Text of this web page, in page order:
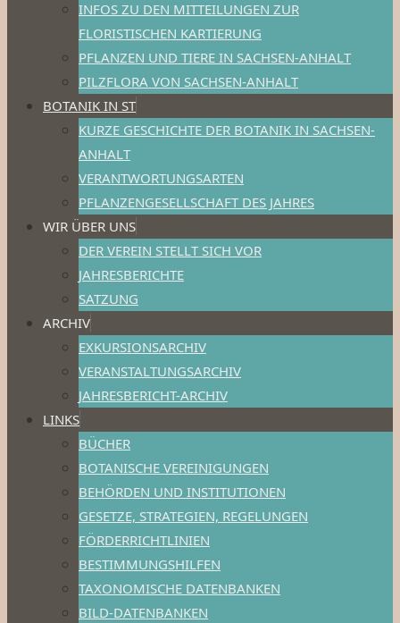
INFOS ZU DEN MITTEILUNGEN ZUR
FLORISTISCHEN KARTIERUNG
PFLANZEN UND TIERE IN SACHSEN-ANHALT
PILZFLORA VON SACHSEN-ANHALT
BOTANIK IN ST
KURZE GESCHICHTE DER BOTANIK IN SACHSEN-
ANHALT
VERANTWORTUNGSARTEN
PFLANZENGESELLSCHAFT DES JAHRES
WIR ÜBER UNS
DER VEREIN STELLT SICH VOR
JAHRESBERICHTE
SATZUNG
ARCHIV
EXKURSIONSARCHIV
VERANSTALTUNGSARCHIV
JAHRESBERICHT-ARCHIV
LINKS
BÜCHER
BOTANISCHE VEREINIGUNGEN
BEHÖRDEN UND INSTITUTIONEN
GESETZE, STRATEGIEN, REGELUNGEN
FÖRDERRICHTLINIEN
BESTIMMUNGSHILFEN
TAXONOMISCHE DATENBANKEN
BILD-DATENBANKEN